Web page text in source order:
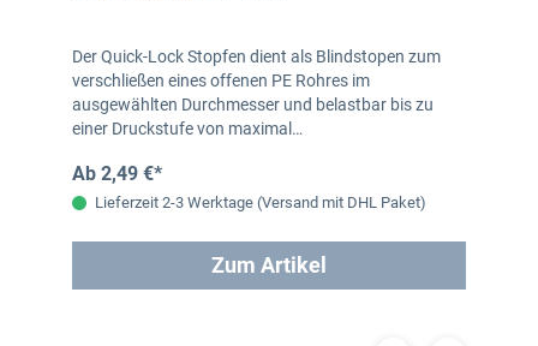
Der Quick-Lock Stopfen dient als Blindstopen zum
verschließen eines offenen PE Rohres im
ausgewählten Durchmesser und belastbar bis zu
einer Druckstufe von maximal…
Ab 2,49 €*
Lieferzeit 2-3 Werktage (Versand mit DHL Paket)
Zum Artikel